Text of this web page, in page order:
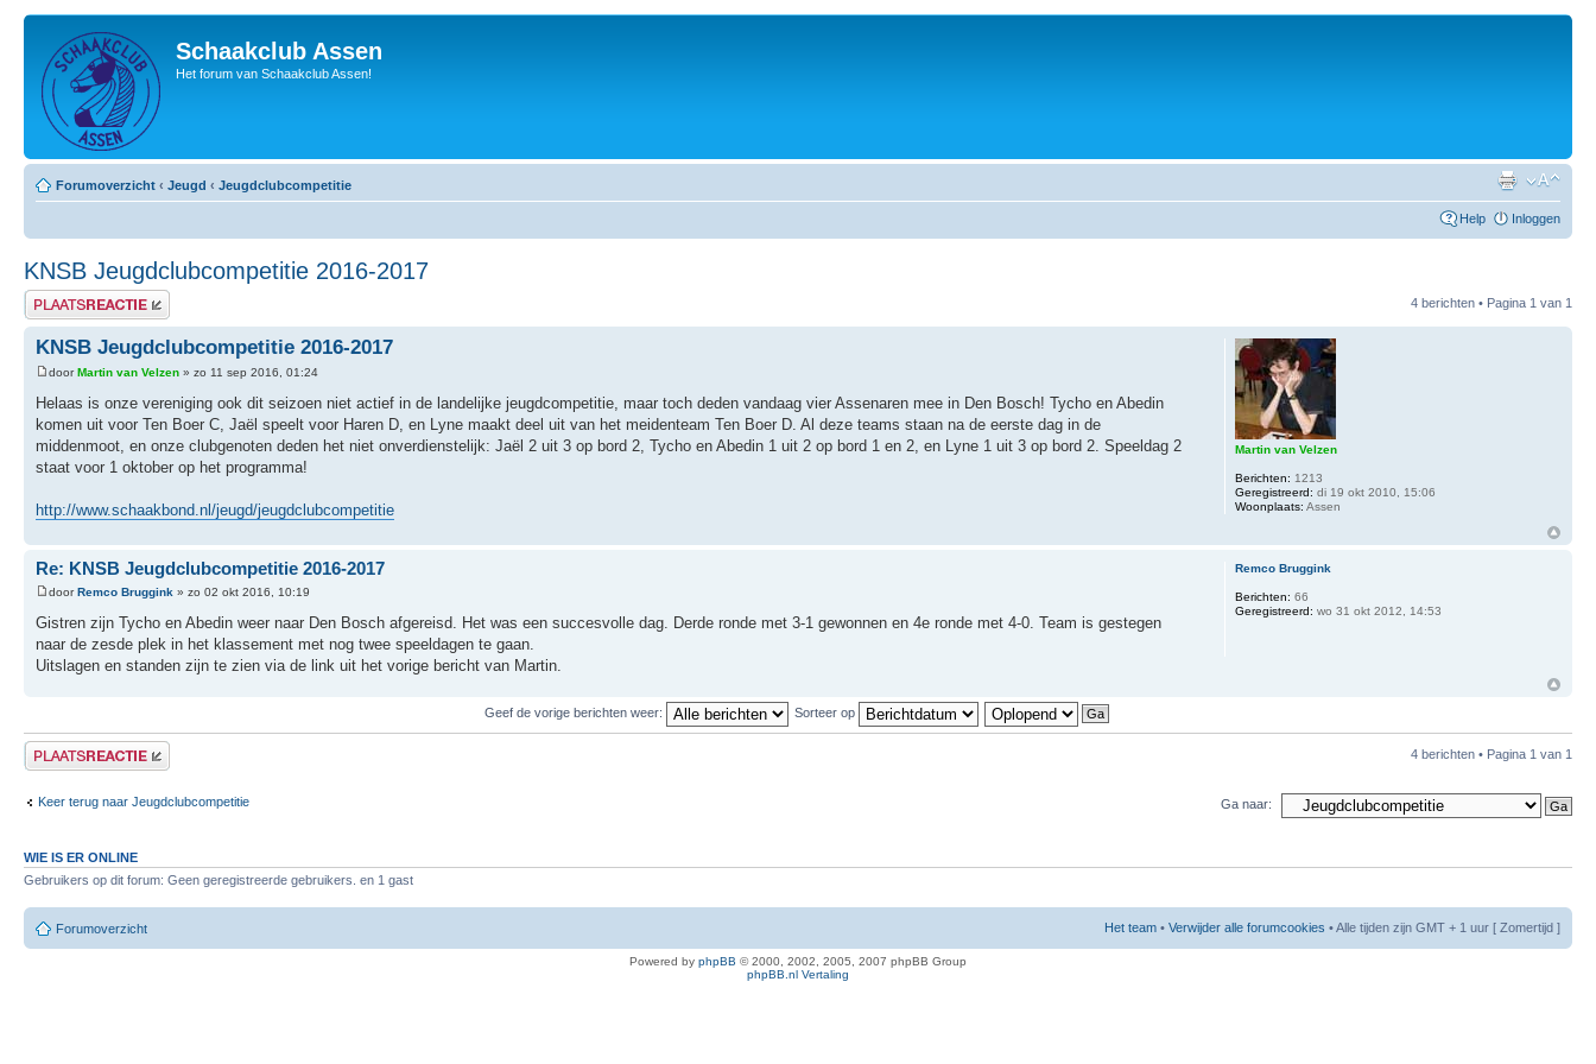
Schaakclub Assen
Het forum van Schaakclub Assen!
Forumoverzicht ‹ Jeugd ‹ Jeugdclubcompetitie
Help Inloggen
KNSB Jeugdclubcompetitie 2016-2017
Plaats een reactie 4 berichten • Pagina 1 van 1
KNSB Jeugdclubcompetitie 2016-2017
doorMartin van Velzen » zo 11 sep 2016, 01:24
Helaas is onze vereniging ook dit seizoen niet actief in de landelijke jeugdcompetitie, maar toch deden vandaag vier Assenaren mee in Den Bosch! Tycho en Abedin
komen uit voor Ten Boer C, Jaël speelt voor Haren D, en Lyne maakt deel uit van het meidenteam Ten Boer D. Al deze teams staan na de eerste dag in de
middenmoot, en onze clubgenoten deden het niet onverdienstelijk: Jaël 2 uit 3 op bord 2, Tycho en Abedin 1 uit 2 op bord 1 en 2, en Lyne 1 uit 3 op bord 2. Speeldag 2
staat voor 1 oktober op het programma!
http://www.schaakbond.nl/jeugd/jeugdclubcompetitie
Martin van Velzen
Berichten: 1213
Geregistreerd: di 19 okt 2010, 15:06
Woonplaats: Assen
Re: KNSB Jeugdclubcompetitie 2016-2017
doorRemco Bruggink » zo 02 okt 2016, 10:19
Gistren zijn Tycho en Abedin weer naar Den Bosch afgereisd. Het was een succesvolle dag. Derde ronde met 3-1 gewonnen en 4e ronde met 4-0. Team is gestegen
naar de zesde plek in het klassement met nog twee speeldagen te gaan.
Uitslagen en standen zijn te zien via de link uit het vorige bericht van Martin.
Remco Bruggink
Berichten: 66
Geregistreerd: wo 31 okt 2012, 14:53
Geef de vorige berichten weer: Sorteer op
Plaats een reactie 4 berichten • Pagina 1 van 1
Keer terug naar Jeugdclubcompetitie Ga naar:
WIE IS ER ONLINE
Gebruikers op dit forum: Geen geregistreerde gebruikers. en 1 gast
Forumoverzicht Het team • Verwijder alle forumcookies • Alle tijden zijn GMT + 1 uur [ Zomertijd ]
Powered by phpBB © 2000, 2002, 2005, 2007 phpBB Group
phpBB.nl Vertaling